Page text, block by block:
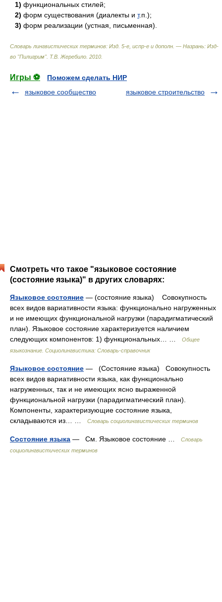
1) функциональных стилей;
2) форм существования (диалекты и т.п.);
3) форм реализации (устная, письменная).
Словарь лингвистических терминов: Изд. 5-е, испр-е и дополн. — Назрань: Изд-
во "Пилигрим". Т.В. Жеребило 2010
Игры ⚽
Поможем сделать НИР
языковое сообщество
языковое строительство
Смотреть что такое "языковое состояние
(состояние языка)" в других словарях:
Языковое состояние — (состояние языка) Совокупность
всех видов вариативности языка: функционально нагруженных
и не имеющих функциональной нагрузки (парадигматический
план). Языковое состояние характеризуется наличием
следующих компонентов: 1) функциональных… …
Общее
языкознание. Социолингвистика: Словарь-справочник
Языковое состояние — (Состояние языка) Совокупность
всех видов вариативности языка, как функционально
нагруженных, так и не имеющих ясно выраженной
функциональной нагрузки (парадигматический план).
Компоненты, характеризующие состояние языка,
складываются из… …
Словарь социолингвистических терминов
Состояние языка — См. Языковое состояние …
Словарь
социолингвистических терминов